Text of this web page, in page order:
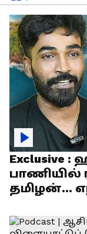
Exclusive
பாணியில்
தமிழன்...